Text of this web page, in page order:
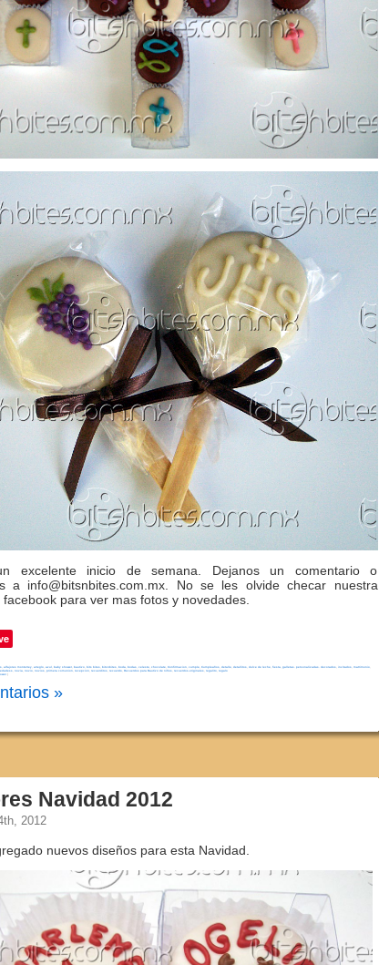
excelente inicio de semana. Dejanos un comentario o
a info@bitsnbites.com.mx. No se les olvide checar nuestra
facebook para ver mas fotos y novedades.
, alfajores monterrey, arreglo, azul, baby shower, bautizo, bits bites, bitsnbites, boda, bodas, celeste, chocolate, Confirmacion, cumple, Cumpleaños, detalle, detallitos, dulce de leche, fiesta, galletas. personalizadas. decorados, invitados, matrimonio,
, novia, novio, novios, primera comunion, recepcion, recuerditos, recuerdo, Recuerdos para Bautizo de niños, recuerdos-originales, regalito, regalo
|
»
Navidad 2012
2012
nuevos diseños para esta Navidad.